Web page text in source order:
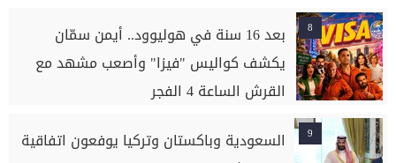
8
بعد 16 سنة في هوليوود.. أيمن سمّان
يكشف كواليس "فيزا" وأصعب مشهد مع
القرش الساعة 4 الفجر
9
السعودية وباكستان وتركيا يوفعون اتفاقية